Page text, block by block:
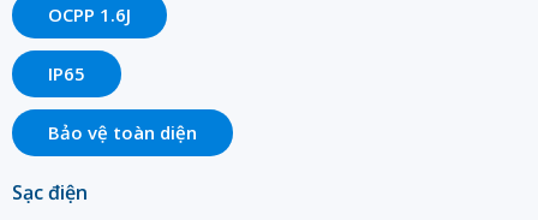
OCPP 1.6J
IP65
Bảo vệ toàn diện
Sạc điện